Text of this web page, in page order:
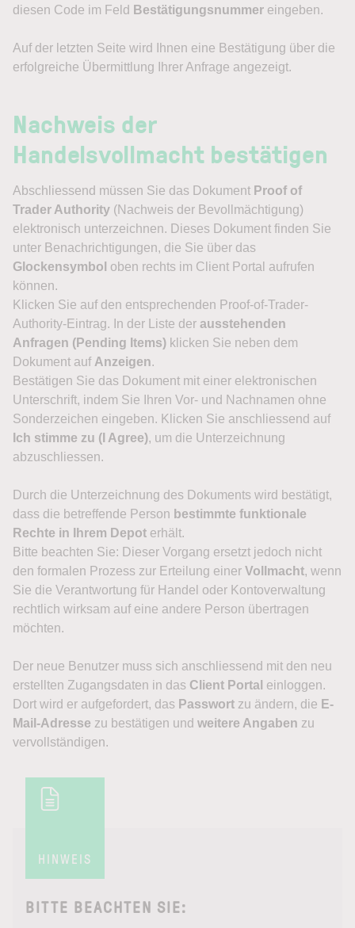
diesen Code im Feld Bestätigungsnummer eingeben.
Auf der letzten Seite wird Ihnen eine Bestätigung über die
erfolgreiche Übermittlung Ihrer Anfrage angezeigt.
Nachweis der
Handelsvollmacht bestätigen
Abschliessend müssen Sie das Dokument Proof of
Trader Authority (Nachweis der Bevollmächtigung)
elektronisch unterzeichnen. Dieses Dokument finden Sie
unter Benachrichtigungen, die Sie über das
Glockensymbol oben rechts im Client Portal aufrufen
können.
Klicken Sie auf den entsprechenden Proof-of-Trader-
Authority-Eintrag. In der Liste der ausstehenden
Anfragen (Pending Items) klicken Sie neben dem
Dokument auf Anzeigen.
Bestätigen Sie das Dokument mit einer elektronischen
Unterschrift, indem Sie Ihren Vor- und Nachnamen ohne
Sonderzeichen eingeben. Klicken Sie anschliessend auf
Ich stimme zu (I Agree), um die Unterzeichnung
abzuschliessen.
Durch die Unterzeichnung des Dokuments wird bestätigt,
dass die betreffende Person bestimmte funktionale
Rechte in Ihrem Depot erhält.
Bitte beachten Sie: Dieser Vorgang ersetzt jedoch nicht
den formalen Prozess zur Erteilung einer Vollmacht, wenn
Sie die Verantwortung für Handel oder Kontoverwaltung
rechtlich wirksam auf eine andere Person übertragen
möchten.
Der neue Benutzer muss sich anschliessend mit den neu
erstellten Zugangsdaten in das Client Portal einloggen.
Dort wird er aufgefordert, das Passwort zu ändern, die E-
Mail-Adresse zu bestätigen und weitere Angaben zu
vervollständigen.
HINWEIS
BITTE BEACHTEN SIE: